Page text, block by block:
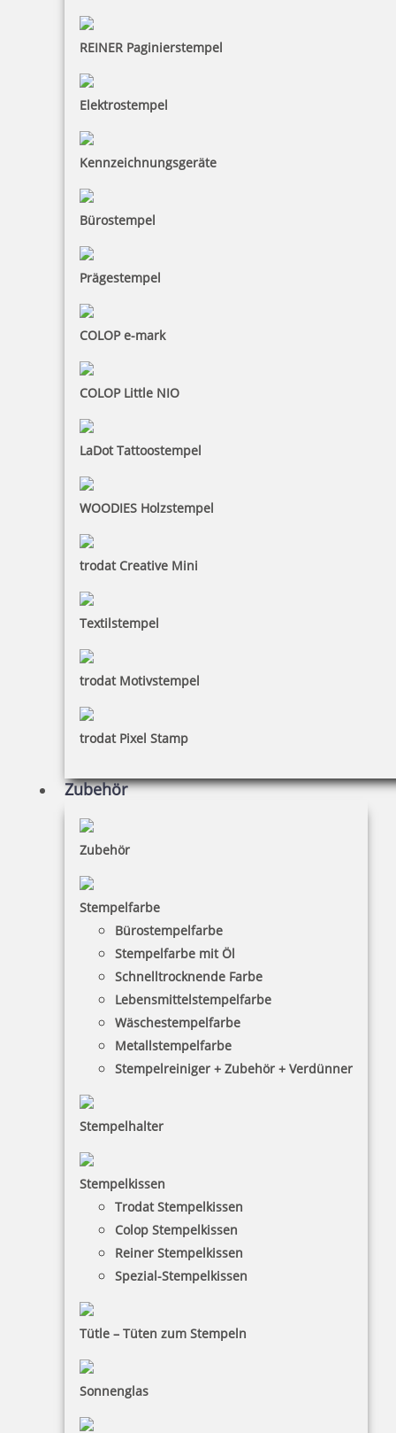
REINER Paginierstempel
Elektrostempel
Kennzeichnungsgeräte
Bürostempel
Prägestempel
COLOP e-mark
COLOP Little NIO
LaDot Tattoostempel
WOODIES Holzstempel
trodat Creative Mini
Textilstempel
trodat Motivstempel
trodat Pixel Stamp
Zubehör
Zubehör
Stempelfarbe
Bürostempelfarbe
Stempelfarbe mit Öl
Schnelltrocknende Farbe
Lebensmittelstempelfarbe
Wäschestempelfarbe
Metallstempelfarbe
Stempelreiniger + Zubehör + Verdünner
Stempelhalter
Stempelkissen
Trodat Stempelkissen
Colop Stempelkissen
Reiner Stempelkissen
Spezial-Stempelkissen
Tütle – Tüten zum Stempeln
Sonnenglas
HINWEISE
Versandinformationen
Zahlungsbedingungen
Bestellhinweise
INFORMATIONEN